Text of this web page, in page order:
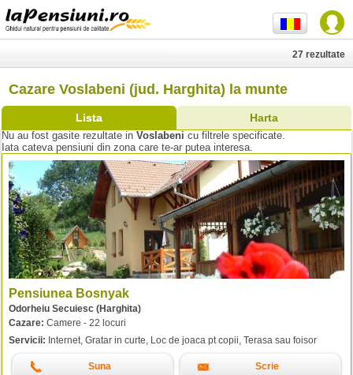
Cazare Voslabeni (jud. Harghita) la munte
Lista Harta
27 rezultate
Nu au fost gasite rezultate in Voslabeni cu filtrele specificate.
Iata cateva pensiuni din zona care te-ar putea interesa.
Pensiunea Bosnyak
Odorheiu Secuiesc (Harghita)
Cazare: Camere - 22 locuri
Servicii: Internet, Gratar in curte, Loc de joaca pt copii, Terasa sau foisor
Suna Scrie